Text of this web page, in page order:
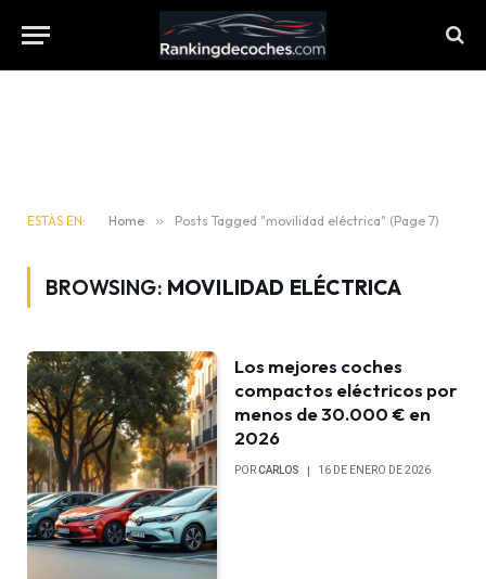
ESTÁS EN: Home » Posts Tagged "movilidad eléctrica" (Page 7)
BROWSING: MOVILIDAD ELÉCTRICA
Los mejores coches
compactos eléctricos por
menos de 30.000 € en
2026
PORCARLOS 16 DE ENERO DE 2026